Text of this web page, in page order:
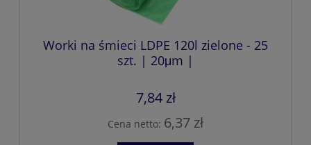
Worki na śmieci LDPE 120l zielone - 25
szt. | 20μm |
7,84 zł
Cena netto: 6,37 zł